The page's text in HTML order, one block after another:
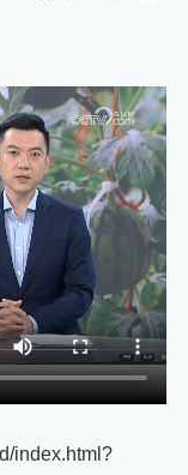
index.html?